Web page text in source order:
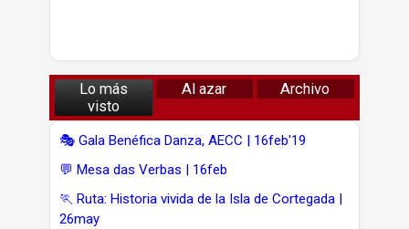
Lo más
visto
Al azar Archivo
🎭 Gala Benéfica Danza, AECC | 16feb'19
💬 Mesa das Verbas | 16feb
🏃 Ruta: Historia vivida de la Isla de Cortegada |
26may